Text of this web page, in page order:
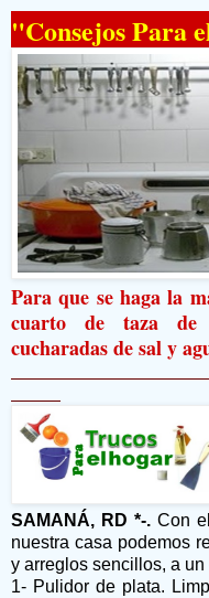
"Consejos Para
Para que se haga la
cuarto de taza de
cucharadas de sal y
SAMANÁ, RD *-. Con
nuestra casa podemos
y arreglos sencillos, a un
1- Pulidor de plata.